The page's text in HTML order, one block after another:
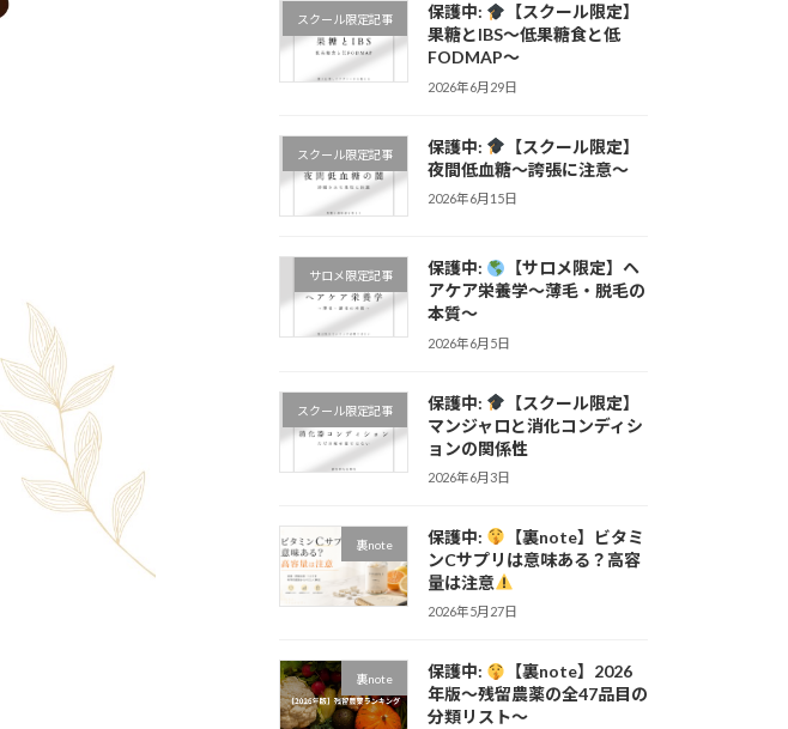
スクール限定記事 保護中:
【スクール限定】
果糖とIBS〜低果糖食と低
FODMAP〜
2026年6月29日
スクール限定記事 保護中:
【スクール限定】
夜間低血糖〜誇張に注意〜
2026年6月15日
サロメ限定記事 保護中:
【サロメ限定】ヘ
アケア栄養学〜薄毛・脱毛の
本質〜
2026年6月5日
スクール限定記事 保護中:
【スクール限定】
マンジャロと消化コンディシ
ョンの関係性
2026年6月3日
裏note 保護中:
【裏note】ビタミ
ンCサプリは意味ある？高容
量は注意
2026年5月27日
裏note 保護中:
【裏note】2026
年版〜残留農薬の全47品目の
分類リスト〜